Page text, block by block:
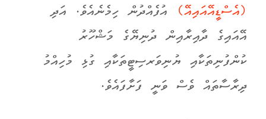
(އެސްޑީއޭއައިއޭ)
އުފެއްދުން ހިމެނެއެވެ. އަދި
އޭއައިގެ ދާއިރާއިން ދުނިޔޭގެ މަޝްހޫރު
ކުންފުނިތަކާއި ޔުނިވަރސިޓީތަކާއި ގުޅި މުހިއްމު
ދިރާސާތައް ވެސް ވަނީ ފަށާފައެވެ.